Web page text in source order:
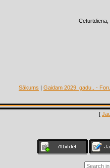
Ceturtdiena,
Sākums | Gaidam 2029. gadu.. -
[